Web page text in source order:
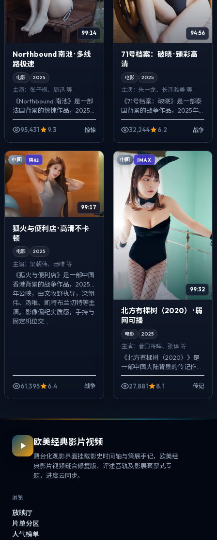
99:14
Northbound 南池 · 多线
路极速
电影 2025
主演： 张子枫、周迅 等
《Northbound 南池》是一部
法国背景的惊悚作品，2025
年公映，由李安执导，张子
枫、周迅、提莫西·查拉梅等主
95,431 9.3 惊悚
94:56
71号档案：破晓 · 臻彩高
清
电影 2025
主演： 朱一龙、长泽雅美 等
《71号档案：破晓》是一部泰
国背景的战争作品，2025年
公映，由奉俊昊执导，朱一
龙、长泽雅美、倪妮等主演。
32,244 6.2 战争
中国 院线
99:17
狐火与便利店 · 高清不卡
顿
电影 2025
主演： 梁朝伟、汤唯 等
《狐火与便利店》是一部中国
香港背景的战争作品，2025
年公映，由文牧野执导，梁朝
伟、汤唯、凯特·布兰切特等主
演。影像偏纪实质感，手持与
固定机位交...
61,395 6.4 战争
中国 IMAX
99:32
北方有棵树（2020） · 弱
网可播
电影 2025
主演： 菅田将晖、张译 等
《北方有棵树（2020）》是
一部中国大陆背景的传记作
品，2025年公映，由娄烨执
导，菅田将晖、张译、蕾雅·赛
27,881 8.1 传记
欧美经典影片视频
舞台化观影界面挂载影史时间轴与策展手记，欧美经
典影片视频缝合修复版、评述音轨及影展套票式专
题，进度云同步。
浏览
放映厅
片单分区
人气榜单